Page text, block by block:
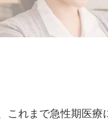
これまで急性期医